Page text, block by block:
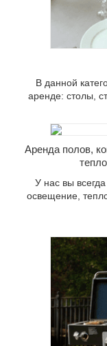
В данной
аренде: столы,
У нас вы
пушки и
Аренда полов,
У нас вы
освещение,